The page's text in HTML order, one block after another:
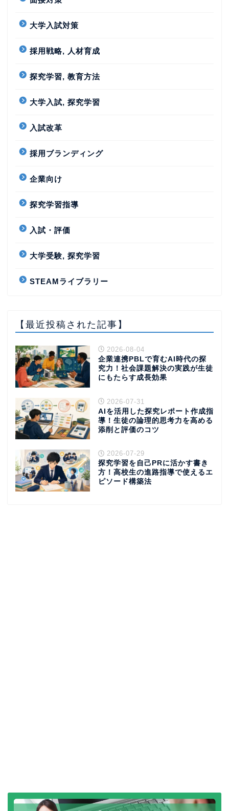
大学入試対策
採用戦略, 人材育成
探究学習, 教育方法
大学入試, 探究学習
入試改革
採用ブランディング
企業向け
探究学習指導
入試・評価
大学受験, 探究学習
STEAMライブラリー
【最近投稿された記事】
2026-08-04
企業連携PBLで育むAI時代の探
究力！社会課題解決の実践が生徒
にもたらす成長効果
2026-07-31
AIを活用した探究レポート作成指
導！生徒の論理的思考力を高める
添削と評価のコツ
2026-07-29
探究学習を自己PRに活かす書き
方！高校生の進路指導で使えるエ
ピソード構築法